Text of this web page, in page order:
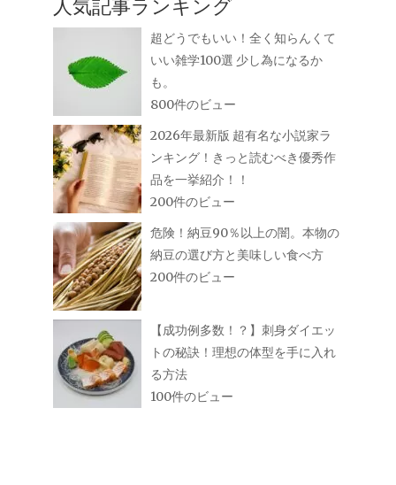
超どうでもいい！全く知らんくて
いい雑学100選 少し為になるか
も。
800件のビュー
2026年最新版 超有名な小説家ラ
ンキング！きっと読むべき優秀作
品を一挙紹介！！
200件のビュー
危険！納豆90％以上の闇。本物の
納豆の選び方と美味しい食べ方
200件のビュー
【成功例多数！？】刺身ダイエッ
トの秘訣！理想の体型を手に入れ
る方法
100件のビュー